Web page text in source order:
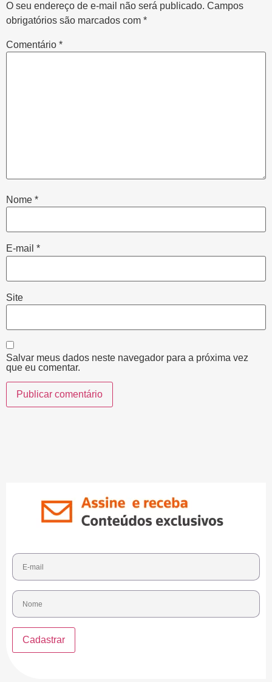
O seu endereço de e-mail não será publicado. Campos
obrigatórios são marcados com *
Comentário *
Nome *
E-mail *
Site
Salvar meus dados neste navegador para a próxima vez
que eu comentar.